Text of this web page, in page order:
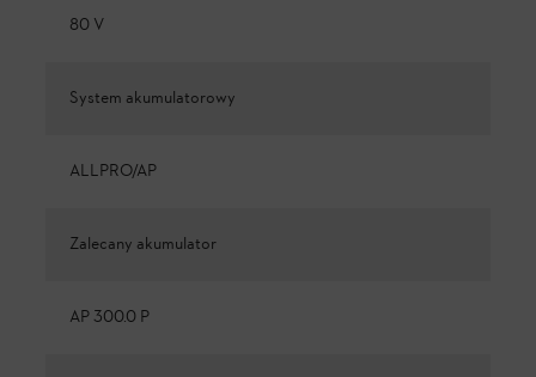
80 V
System akumulatorowy
ALLPRO/AP
Zalecany akumulator
AP 300.0 P